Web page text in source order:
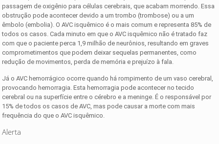
passagem de oxigênio para células cerebrais, que acabam morrendo. Essa
obstrução pode acontecer devido a um trombo (trombose) ou a um
êmbolo (embolia). O AVC isquêmico é o mais comum e representa 85% de
todos os casos. Cada minuto em que o AVC isquêmico não é tratado faz
com que o paciente perca 1,9 milhão de neurônios, resultando em graves
comprometimentos que podem deixar sequelas permanentes, como
redução de movimentos, perda de memória e prejuízo à fala.
Já o AVC hemorrágico ocorre quando há rompimento de um vaso cerebral,
provocando hemorragia. Esta hemorragia pode acontecer no tecido
cerebral ou na superfície entre o cérebro e a meninge. É o responsável por
15% de todos os casos de AVC, mas pode causar a morte com mais
frequência do que o AVC isquêmico.
Alerta